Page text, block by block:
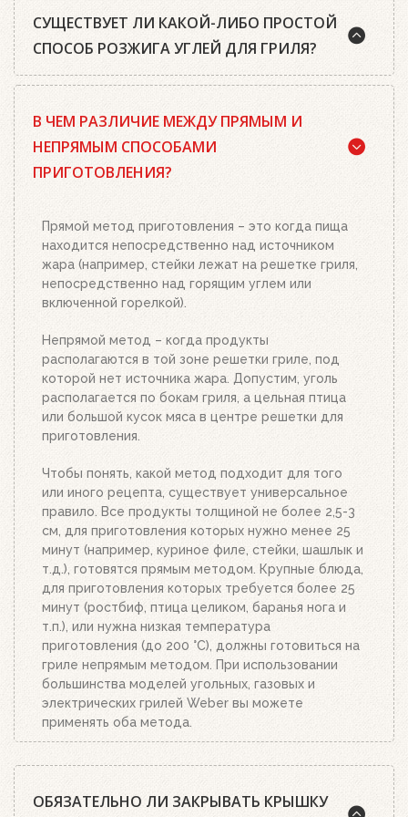
СУЩЕСТВУЕТ ЛИ КАКОЙ-ЛИБО ПРОСТОЙ
СПОСОБ РОЗЖИГА УГЛЕЙ ДЛЯ ГРИЛЯ?
качественный древесный уголь или угольные
брикеты Weber, кубики для розжига, а также наш
необходимым количеством угля или брикетов,
решетку для угля и подожгите их. Сверху
поставьте заполненный углем или брикетами
стартер. Больше ничего делать не нужно.
Топливо разгорится полностью за 20-30 минут, в
зависимости от количества угля или брикетов.
Когда верхний уголь станет красным, а слой
брикетов покроется белым пеплом, высыпьте
уголь из стартера на решетку для угля. Жар
будет просто отличным!
В ЧЕМ РАЗЛИЧИЕ МЕЖДУ ПРЯМЫМ И
НЕПРЯМЫМ СПОСОБАМИ
ПРИГОТОВЛЕНИЯ?
Прямой метод приготовления – это когда пища
находится непосредственно над источником
жара (например, стейки лежат на решетке гриля,
непосредственно над горящим углем или
включенной горелкой).
Непрямой метод – когда продукты
располагаются в той зоне решетки гриле, под
которой нет источника жара. Допустим, уголь
располагается по бокам гриля, а цельная птица
или большой кусок мяса в центре решетки для
приготовления.
Чтобы понять, какой метод подходит для того
или иного рецепта, существует универсальное
правило. Все продукты толщиной не более 2,5-3
см, для приготовления которых нужно менее 25
минут (например, куриное филе, стейки, шашлык и
т.д.), готовятся прямым методом. Крупные блюда,
для приготовления которых требуется более 25
минут (ростбиф, птица целиком, баранья нога и
т.п.), или нужна низкая температура
приготовления (до 200 °C), должны готовиться на
гриле непрямым методом. При использовании
большинства моделей угольных, газовых и
электрических грилей Weber вы можете
применять оба метода.
ОБЯЗАТЕЛЬНО ЛИ ЗАКРЫВАТЬ КРЫШКУ